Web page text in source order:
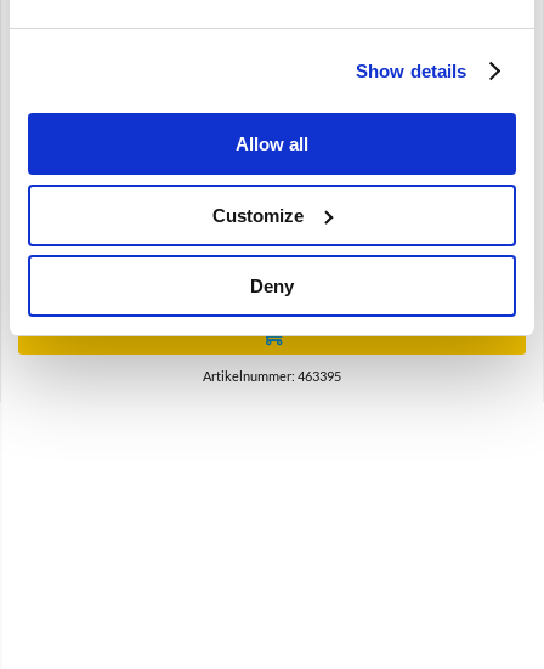
Show details
Allow all
Customize
Deny
Brand
Inlaatklep 44mm Volvo B19 B21 B200 B23 B230
B19 B21 B200 B23 B230
Niet voor B230K Turbo motor
€19,50
Artikelnummer: 463395